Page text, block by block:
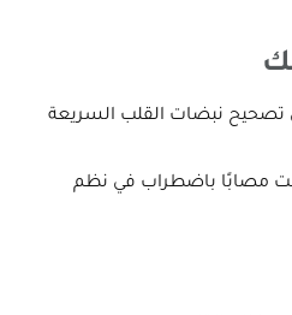
تصحيح نبضات القلب السريعة
كنت مصابًا باضطراب في نظم